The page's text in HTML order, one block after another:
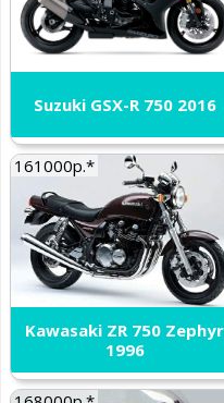
Suzuki GSX-R 750 2016
161000р.*
Kawasaki ZR 750 Zephyr
1996